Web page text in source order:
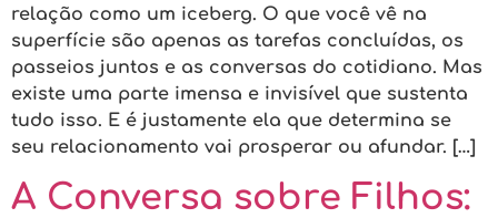
relação como um iceberg. O que você vê na
superfície são apenas as tarefas concluídas, os
passeios juntos e as conversas do cotidiano. Mas
existe uma parte imensa e invisível que sustenta
tudo isso. E é justamente ela que determina se
seu relacionamento vai prosperar ou afundar. […]
A Conversa sobre Filhos: